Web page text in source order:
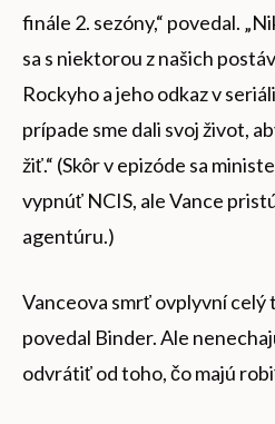
finále 2. sezóny,“ povedal.
sa s niektorou z našich
Rockyho a jeho odkaz v
prípade sme dali svoj život,
žiť.“ (Skôr v epizóde sa
vypnúť NCIS, ale Vance
agentúru.)
Vanceova smrť ovplyvní celý
povedal Binder. Ale
odvrátiť od toho, čo majú